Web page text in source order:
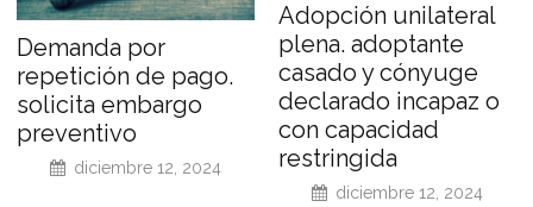
Demanda por
repetición de pago.
solicita embargo
preventivo
diciembre 12, 2024
Adopción unilateral
plena. adoptante
casado y cónyuge
declarado incapaz o
con capacidad
restringida
diciembre 12, 2024